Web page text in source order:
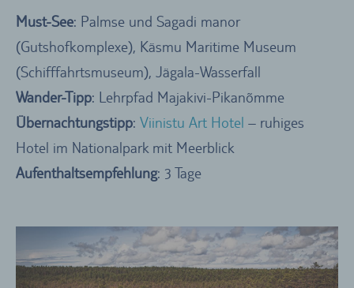
Must-See: Palmse und Sagadi manor
(Gutshofkomplexe), Käsmu Maritime Museum
(Schifffahrtsmuseum), Jägala-Wasserfall
Wander-Tipp: Lehrpfad Majakivi-Pikanõmme
Übernachtungstipp: Viinistu Art Hotel – ruhiges
Hotel im Nationalpark mit Meerblick
Aufenthaltsempfehlung: 3 Tage